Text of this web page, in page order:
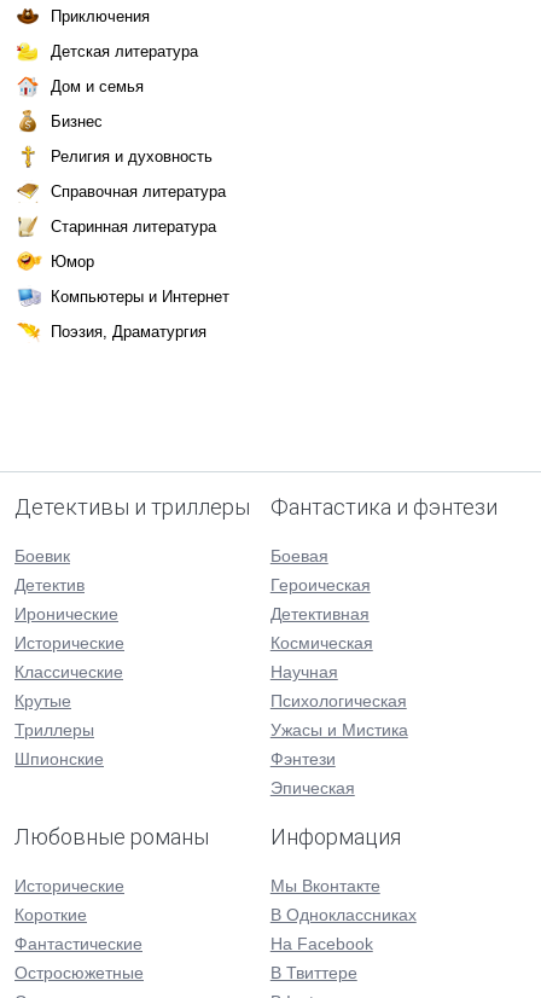
Приключения
Детская литература
Дом и семья
Бизнес
Религия и духовность
Справочная литература
Старинная литература
Юмор
Компьютеры и Интернет
Поэзия, Драматургия
Детективы и триллеры
Боевик
Детектив
Иронические
Исторические
Классические
Крутые
Триллеры
Шпионские
Фантастика и фэнтези
Боевая
Героическая
Детективная
Космическая
Научная
Психологическая
Ужасы и Мистика
Фэнтези
Эпическая
Любовные романы
Исторические
Короткие
Фантастические
Остросюжетные
Информация
Мы Вконтакте
В Одноклассниках
На Facebook
В Твиттере